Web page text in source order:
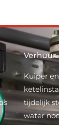
Verhuur
Kuiper
tijdelijk
water